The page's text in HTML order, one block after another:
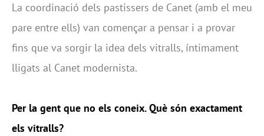
La coordinació dels pastissers de Canet (amb el meu
pare entre ells) van començar a pensar i a provar
fins que va sorgir la idea dels vitralls, íntimament
lligats al Canet modernista.
Per la gent que no els coneix. Què són exactament
els vitralls?